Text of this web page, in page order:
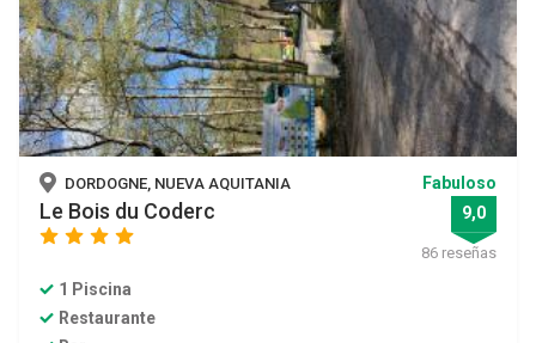
DORDOGNE, NUEVA AQUITANIA
Le Bois du Coderc
star star star
Fabuloso
9,0
86 reseñas
1 Piscina
Restaurante